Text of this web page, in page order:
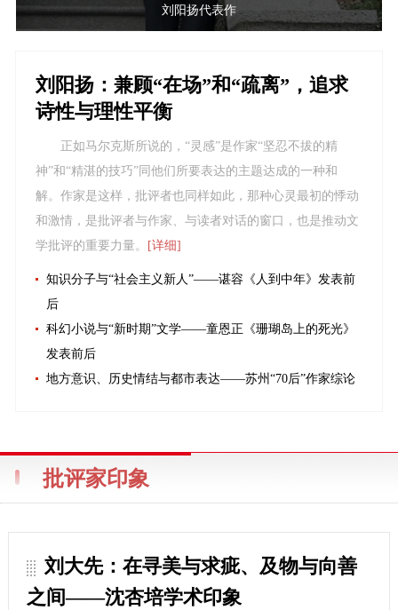
刘阳扬代表作
刘阳扬：兼顾“在场”和“疏离”，追求
诗性与理性平衡
正如马尔克斯所说的，“灵感”是作家“坚忍不拔的精
神”和“精湛的技巧”同他们所要表达的主题达成的一种和
解。作家是这样，批评者也同样如此，那种心灵最初的悸动
和激情，是批评者与作家、与读者对话的窗口，也是推动文
学批评的重要力量。
[详细]
知识分子与“社会主义新人”——谌容《人到中年》发表前
后
科幻小说与“新时期”文学——童恩正《珊瑚岛上的死光》
发表前后
地方意识、历史情结与都市表达——苏州“70后”作家综论
批评家印象
刘大先：在寻美与求疵、及物与向善
之间——沈杏培学术印象